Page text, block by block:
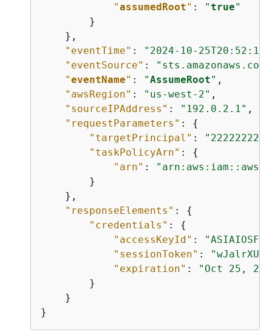
"assumedRoot" : "true"
        }
    },
"eventTime" :
"2024-10-
"eventSource" : "sts.amazonaws.com"
"eventName" : "AssumeRoot" ,
"awsRegion" : "us-west-2" ,
"sourceIPAddress" : "192.0.2.1"
"requestParameters" : {
"targetPrincipal" :
"taskPolicyArn" : {
"arn" :
        }
    },
"responseElements" : {
"credentials" : {
"accessKeyId" :
"sessionToken" :
"expiration" :
"Oct 25,
        }
    }
}